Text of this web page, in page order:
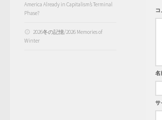
コ
名
サ
America Already in Capitalism’s Terminal
Phase?
2026冬の記憶/2026 Memories of
Winter